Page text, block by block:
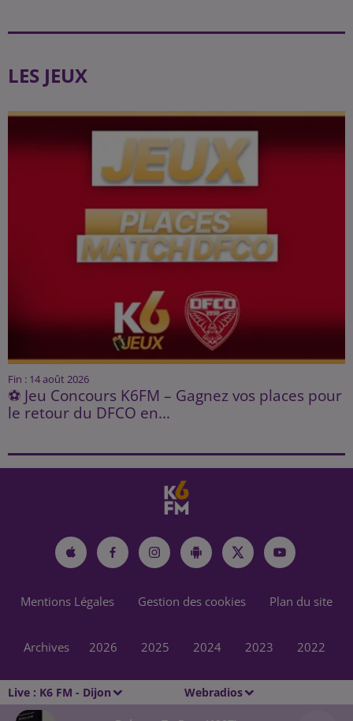
Live : K6 FM - Dijon Webradios
LES JEUX
Fin : 14 août 2026
⚽ Jeu Concours K6FM – Gagnez vos places pour
le retour du DFCO en...
Mentions Légales Gestion des cookies Plan du site
Archives 2026 2025 2024 2023 2022